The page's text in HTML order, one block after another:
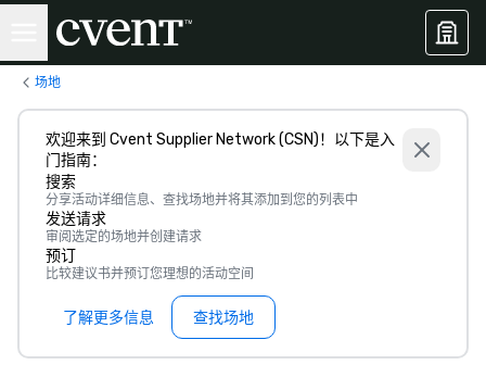
场地
欢迎来到 Cvent Supplier Network (CSN)！以下是入
门指南：
搜索
分享活动详细信息、查找场地并将其添加到您的列表中
发送请求
审阅选定的场地并创建请求
预订
比较建议书并预订您理想的活动空间
了解更多信息 查找场地